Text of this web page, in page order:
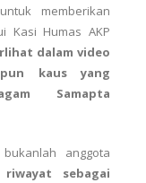
memberikan
Kasi Humas AKP
dalam video
kaus yang
Samapta
anggota
riwayat sebagai